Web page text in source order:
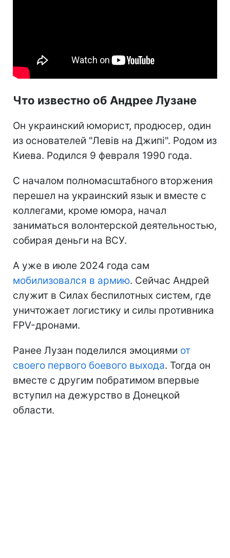
Что известно об Андрее Лузане
Он украинский юморист, продюсер, один
из основателей "Левів на Джипі". Родом из
Киева. Родился 9 февраля 1990 года.
С началом полномасштабного вторжения
перешел на украинский язык и вместе с
коллегами, кроме юмора, начал
заниматься волонтерской деятельностью,
собирая деньги на ВСУ.
А уже в июле 2024 года сам
мобилизовался в армию. Сейчас Андрей
служит в Силах беспилотных систем, где
уничтожает логистику и силы противника
FPV-дронами.
Ранее Лузан поделился эмоциями от
своего первого боевого выхода. Тогда он
вместе с другим побратимом впервые
вступил на дежурство в Донецкой
области.